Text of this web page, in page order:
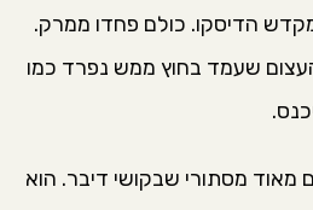
הדיסקו. כולם פחדו ממרק.
העצום שעמד בחוץ ממש נפרד כמו
מאוד מסתורי שבקושי דיבר. הוא